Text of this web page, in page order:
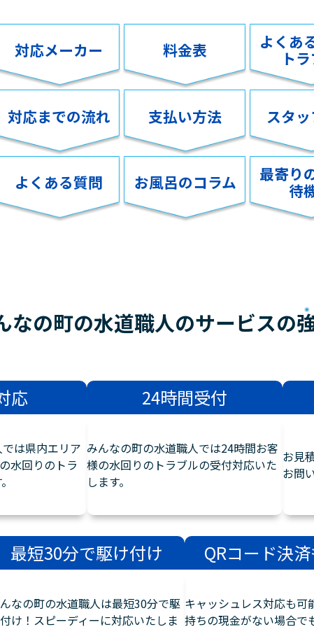
対応メーカー 料金表
よくあ
ト
対応までの流れ 支払い方法 スタ
よくある質問 お風呂のコラム
最寄り
待
なの町の水道職人のサービスの
応
は県内エリア
水回りのトラ
24時間受付
みんなの町の水道職人では24時間お客
様の水回りのトラブルの受付対応いた
します。
お見
お問
最短30分で駆け付け
なの町の水道職人は最短30分で駆
け！スピーディーに対応いたしま
QRコード決
キャッシュレス対応も可
持ちの現金がない場合で